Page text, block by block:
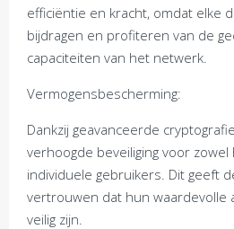
efficiëntie en kracht, omdat elke
bijdragen en profiteren van de
capaciteiten van het netwerk.
Vermogensbescherming:
Dankzij geavanceerde
verhoogde beveiliging voor
individuele gebruikers. Dit geeft
vertrouwen dat hun waardevolle
veilig zijn.